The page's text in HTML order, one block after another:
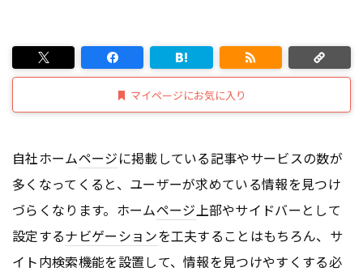
マイページにお気に入り
自社ホームページに掲載している記事やサービスの数が
多くなってくると、ユーザーが求めている情報を見つけ
づらくなります。ホームページ上部やサイドバーとして
設定するナビゲーションを工夫することはもちろん、サ
イト内検索機能を設置して、情報を見つけやすくする必